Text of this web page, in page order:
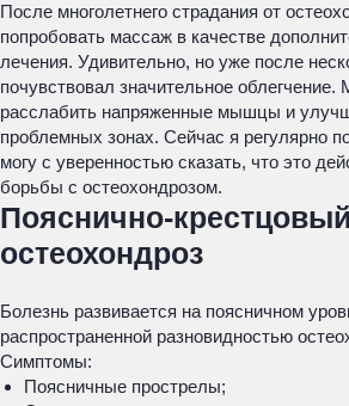
После многолетнего страдания от
попробовать массаж в качестве
лечения. Удивительно, но уже после
почувствовал значительное облегчение.
расслабить напряженные мышцы и
проблемных зонах. Сейчас я регулярно
могу с уверенностью сказать, что это
борьбы с остеохондрозом.
Пояснично-крестцовый
остеохондроз
Болезнь развивается на поясничном
распространенной разновидностью
Симптомы:
Поясничные прострелы;